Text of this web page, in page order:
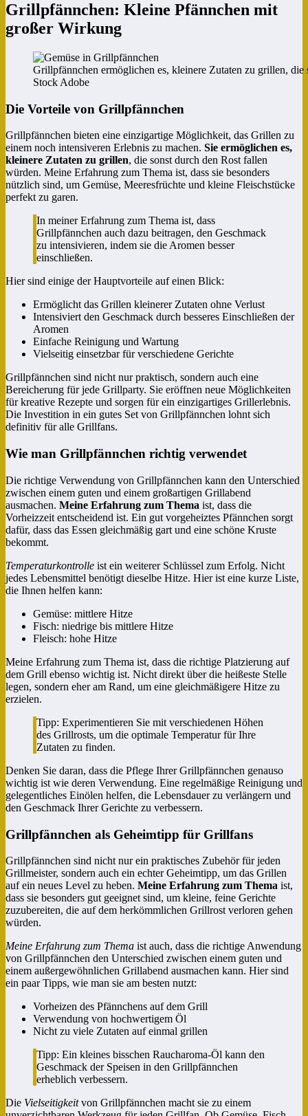
Grillpfännchen: Kleine Pfännchen mit
großer Wirkung
Grillpfännchen ermöglichen es, kleinere Zutaten zu grillen,
Stock Adobe
Die Vorteile von Grillpfännchen
Grillpfännchen bieten eine einzigartige Möglichkeit, das Grillen zu
einem noch intensiveren Erlebnis zu machen. Sie ermöglichen es,
kleinere Zutaten zu grillen, die sonst durch den Rost fallen
würden. Meine Erfahrung zum Thema ist, dass sie besonders
nützlich sind, um Gemüse, Meeresfrüchte und kleine Fleischstücke
perfekt zu garen.
In meiner Erfahrung zum Thema ist, dass
Grillpfännchen auch dazu beitragen, den Geschmack
zu intensivieren, indem sie die Aromen besser
einschließen.
Hier sind einige der Hauptvorteile auf einen Blick:
Ermöglicht das Grillen kleinerer Zutaten ohne Verlust
Intensiviert den Geschmack durch besseres Einschließen der
Aromen
Einfache Reinigung und Wartung
Vielseitig einsetzbar für verschiedene Gerichte
Grillpfännchen sind nicht nur praktisch, sondern auch eine
Bereicherung für jede Grillparty. Sie eröffnen neue Möglichkeiten
für kreative Rezepte und sorgen für ein einzigartiges Grillerlebnis.
Die Investition in ein gutes Set von Grillpfännchen lohnt sich
definitiv für alle Grillfans.
Wie man Grillpfännchen richtig verwendet
Die richtige Verwendung von Grillpfännchen kann den Unterschied
zwischen einem guten und einem großartigen Grillabend
ausmachen. Meine Erfahrung zum Thema ist, dass die
Vorheizzeit entscheidend ist. Ein gut vorgeheiztes Pfännchen sorgt
dafür, dass das Essen gleichmäßig gart und eine schöne Kruste
bekommt.
Temperaturkontrolle ist ein weiterer Schlüssel zum Erfolg. Nicht
jedes Lebensmittel benötigt dieselbe Hitze. Hier ist eine kurze Liste,
die Ihnen helfen kann:
Gemüse: mittlere Hitze
Fisch: niedrige bis mittlere Hitze
Fleisch: hohe Hitze
Meine Erfahrung zum Thema ist, dass die richtige Platzierung auf
dem Grill ebenso wichtig ist. Nicht direkt über die heißeste Stelle
legen, sondern eher am Rand, um eine gleichmäßigere Hitze zu
erzielen.
Tipp: Experimentieren Sie mit verschiedenen Höhen
des Grillrosts, um die optimale Temperatur für Ihre
Zutaten zu finden.
Denken Sie daran, dass die Pflege Ihrer Grillpfännchen genauso
wichtig ist wie deren Verwendung. Eine regelmäßige Reinigung und
gelegentliches Einölen helfen, die Lebensdauer zu verlängern und
den Geschmack Ihrer Gerichte zu verbessern.
Grillpfännchen als Geheimtipp für Grillfans
Grillpfännchen sind nicht nur ein praktisches Zubehör für jeden
Grillmeister, sondern auch ein echter Geheimtipp, um das Grillen
auf ein neues Level zu heben. Meine Erfahrung zum Thema ist,
dass sie besonders gut geeignet sind, um kleine, feine Gerichte
zuzubereiten, die auf dem herkömmlichen Grillrost verloren gehen
würden.
Meine Erfahrung zum Thema ist auch, dass die richtige Anwendung
von Grillpfännchen den Unterschied zwischen einem guten und
einem außergewöhnlichen Grillabend ausmachen kann. Hier sind
ein paar Tipps, wie man sie am besten nutzt:
Vorheizen des Pfännchens auf dem Grill
Verwendung von hochwertigem Öl
Nicht zu viele Zutaten auf einmal grillen
Tipp: Ein kleines bisschen Raucharoma-Öl kann den
Geschmack der Speisen in den Grillpfännchen
erheblich verbessern.
Die Vielseitigkeitvon Grillpfännchen macht sie zu einem